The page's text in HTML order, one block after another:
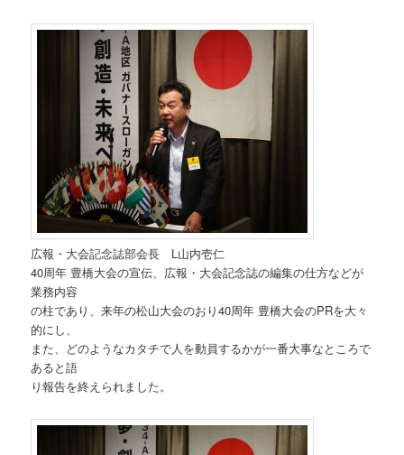
広報・大会記念誌部会長 L山内壱仁
40周年 豊橋大会の宣伝、広報・大会記念誌の編集の仕方などが
業務内容
の柱であり、来年の松山大会のおり40周年 豊橋大会のPRを大々
的にし、
また、どのようなカタチで人を動員するかが一番大事なところで
あると語
り報告を終えられました。